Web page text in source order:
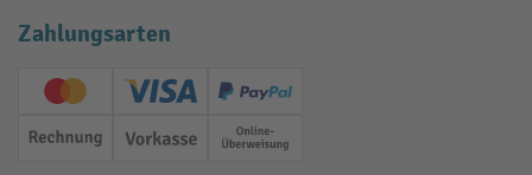
Zahlungsarten
Creditcard (Master)Creditcard (Visa)
PayPal
Rechnung Vorkasse Online-Überweisung